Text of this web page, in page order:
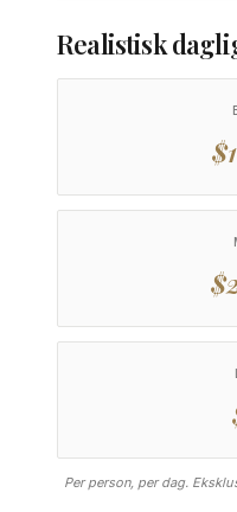
Realistisk
Per person, per dag.